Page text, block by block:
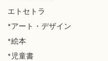
エトセトラ
*アート・デザイン
*絵本
*児童書